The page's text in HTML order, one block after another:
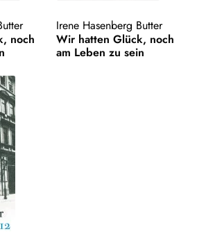
noch
Irene Hasenberg Butter
Wir hatten Glück, noch
am Leben zu sein